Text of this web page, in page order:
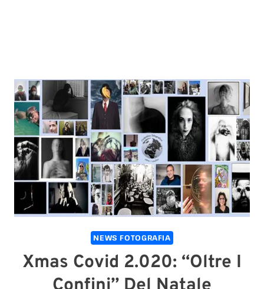
NEWS FOTOGRAFIA
Xmas Covid 2.020: “Oltre I